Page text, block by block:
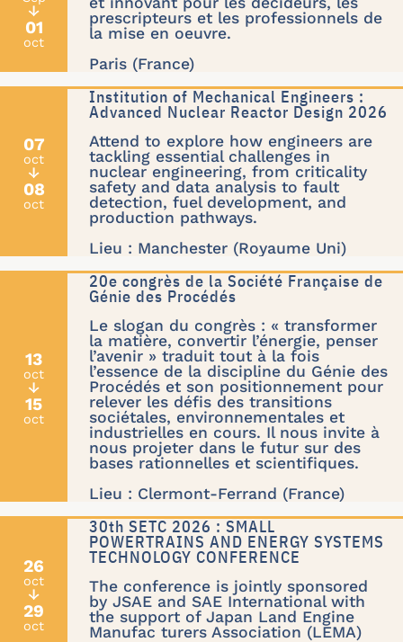
↓
01
oct
prescripteurs et les professionnels de
la mise en oeuvre.
Paris (France)
07
oct
↓
08
oct
Institution of Mechanical Engineers :
Advanced Nuclear Reactor Design 2026
Attend to explore how engineers are
tackling essential challenges in
nuclear engineering, from criticality
safety and data analysis to fault
detection, fuel development, and
production pathways.
Lieu : Manchester (Royaume Uni)
13
oct
↓
15
oct
20e congrès de la Société Française de
Génie des Procédés
Le slogan du congrès : « transformer
la matière, convertir l’énergie, penser
l’avenir » traduit tout à la fois
l’essence de la discipline du Génie des
Procédés et son positionnement pour
relever les défis des transitions
sociétales, environnementales et
industrielles en cours. Il nous invite à
nous projeter dans le futur sur des
bases rationnelles et scientifiques.
Lieu : Clermont-Ferrand (France)
26
oct
↓
29
oct
30th SETC 2026 : SMALL
POWERTRAINS AND ENERGY SYSTEMS
TECHNOLOGY CONFERENCE
The conference is jointly sponsored
by JSAE and SAE International with
the support of Japan Land Engine
Manufac turers Association (LEMA)